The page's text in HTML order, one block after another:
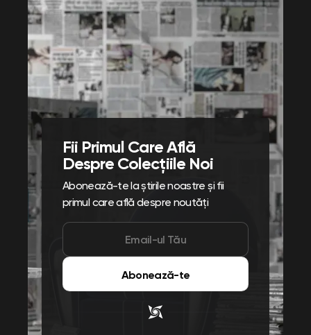
Fii Primul Care Află
Despre Colecțiile Noi
Abonează-te la știrile noastre și fii
primul care află despre noutăți
Abonează-te